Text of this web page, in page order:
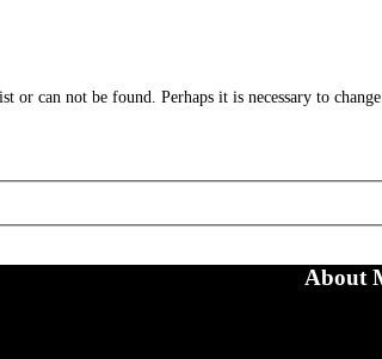
or can not be found. Perhaps it is necessary to
About